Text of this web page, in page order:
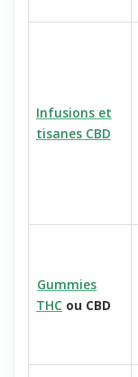
Infusions et
Gummies